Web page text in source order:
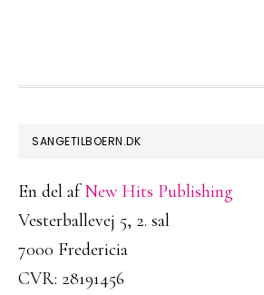
FOOTER
SANGETILBOERN.DK
En del afNew Hits Publishing
Vesterballevej 5, 2. sal
7000 Fredericia
CVR: 28191456